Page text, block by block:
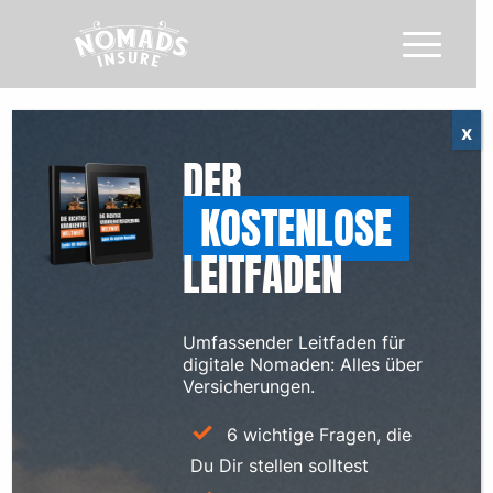
VERSICHERUNGS-NEWS
FÜRDIGITALE NOMADEN
WARUM ICH DAS HIER ANFANGE
DER
KOSTENLOSE
LEITFADEN
Umfassender Leitfaden für
digitale Nomaden: Alles über
Versicherungen.
6 wichtige Fragen, die
Du Dir stellen solltest
x